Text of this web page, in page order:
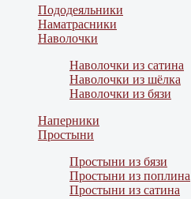
Пододеяльники
Наматрасники
Наволочки
Наволочки из сатина
Наволочки из шёлка
Наволочки из бязи
Наперники
Простыни
Простыни из бязи
Простыни из поплина
Простыни из сатина